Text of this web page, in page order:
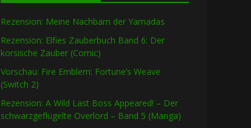
Rezension: Meine Nachbarn der Yamadas
Rezension: Elfies Zauberbuch Band 6: Der
korsische Zauber (Comic)
Vorschau: Fire Emblem: Fortune’s Weave
(Switch 2)
Rezension: A Wild Last Boss Appeared! – Der
schwarzgeflügelte Overlord – Band 5 (Manga)